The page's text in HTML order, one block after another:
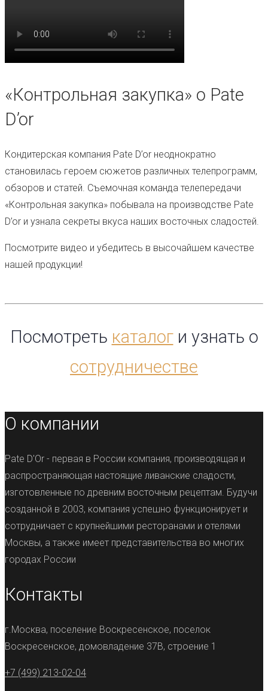
«Контрольная закупка» о Pate
D’or
Кондитерская компания Pate D’or неоднократно
становилась героем сюжетов различных телепрограмм,
обзоров и статей. Съемочная команда телепередачи
«Контрольная закупка» побывала на производстве Pate
D’or и узнала секреты вкуса наших восточных сладостей.
Посмотрите видео и убедитесь в высочайшем качестве
нашей продукции!
Посмотреть каталоги узнать о
сотрудничестве
О компании
Pate D'Or - первая в России компания, производящая и
распространяющая настоящие ливанские сладости,
изготовленные по древним восточным рецептам. Будучи
созданной в 2003, компания успешно функционирует и
сотрудничает с крупнейшими ресторанами и отелями
Москвы, а также имеет представительства во многих
городах России
Контакты
г.Москва, поселение Воскресенское, поселок
Воскресенское, домовладение 37В, строение 1
+7 (499) 213-02-04